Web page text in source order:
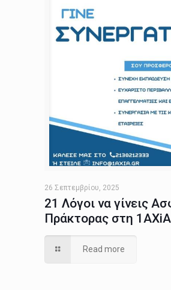
26 Σεπτεμβρίου, 2025
21 Λόγοι να γίνεις
Πράκτορας στη 1AXiA
Read more